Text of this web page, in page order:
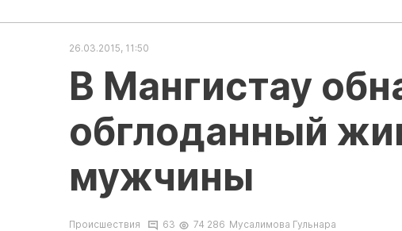
26.03.2015, 11:50
В Мангистау
обглоданный
мужчины
Происшествия 63 74 286 Мусалимова Гульнара